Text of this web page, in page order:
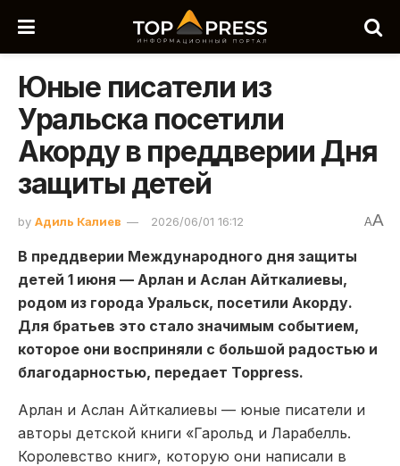
Юные писатели из
Уральска посетили
Акорду в преддверии Дня
защиты детей
by Адиль Калиев 2026/06/01 16:12 AA
В преддверии Международного дня защиты
детей 1 июня — Арлан и Аслан Айткалиевы,
родом из города Уральск, посетили Акорду.
Для братьев это стало значимым событием,
которое они восприняли с большой радостью и
благодарностью, передает Toppress.
Арлан и Аслан Айткалиевы — юные писатели и
авторы детской книги «Гарольд и Ларабелль.
Королевство книг», которую они написали в